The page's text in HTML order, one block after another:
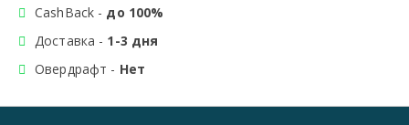
CashBack - до 100%
Доставка - 1-3 дня
Овердрафт - Нет